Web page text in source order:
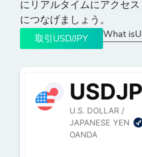
にリアルタイムにアクセ
につなげましょう。
取引USD/JPY What